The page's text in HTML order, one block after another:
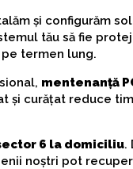
și configurăm
tău să fie
termen lung.
mentenanță
și curățat reduce
6 la domiciliu.
noștri pot